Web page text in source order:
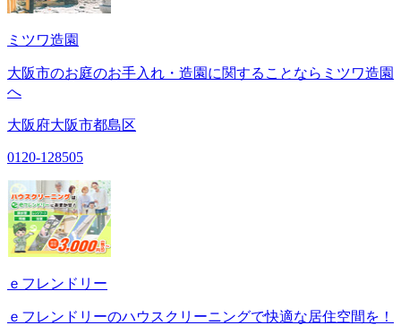
ミツワ造園
大阪市のお庭のお手入れ・造園に関することならミツワ造園
へ
大阪府大阪市都島区
0120-128505
ｅフレンドリー
ｅフレンドリーのハウスクリーニングで快適な居住空間を！